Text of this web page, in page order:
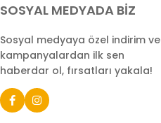
SOSYAL MEDYADA BİZ
Sosyal medyaya özel indirim ve
kampanyalardan ilk sen
haberdar ol, fırsatları yakala!